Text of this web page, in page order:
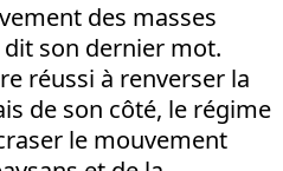
des masses
dit son dernier mot.
réussi à renverser la
de son côté, le régime
le mouvement